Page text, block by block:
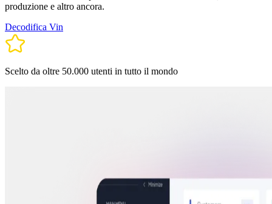
produzione e altro ancora.
Decodifica Vin
Scelto da oltre 50.000 utenti in tutto il mondo